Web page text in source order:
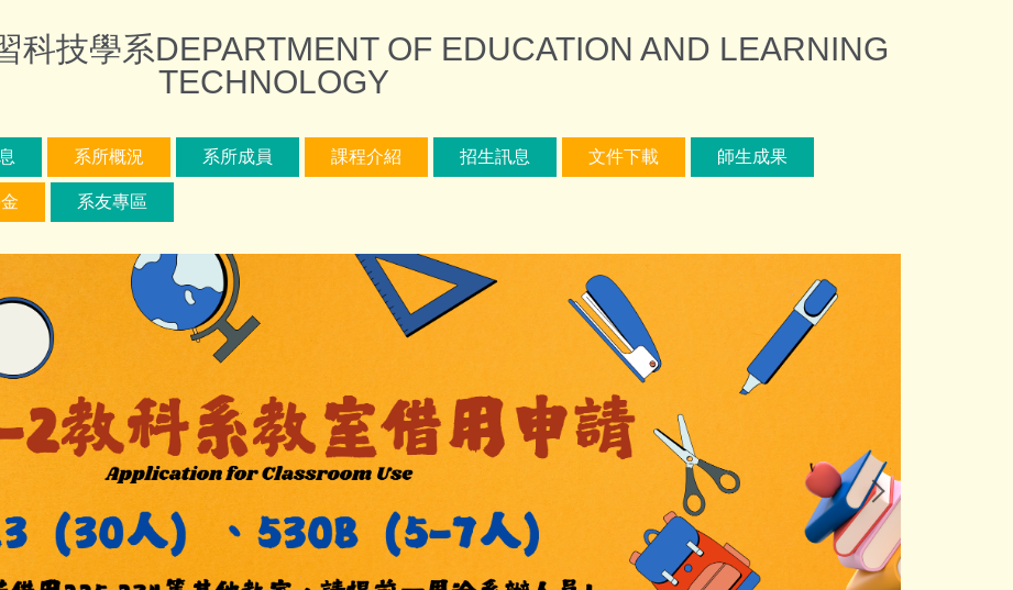
科技學系DEPARTMENT OF EDUCATION AND LEARNING
TECHNOLOGY
系所概況 系所成員 課程介紹 招生訊息 文件下載 師生成果
系友專區